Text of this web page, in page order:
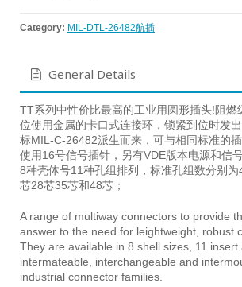
Category: MIL-DTL-26482航插
General Details
TT系列中性价比最高的工业用圆形插头!阻燃
位使用金属的卡口式连接环，锁紧到位时发
标MIL-C-26482派生而来，可与相同标准的
使用16号信号插针，另有VDE版本电源和信
8种壳体号11种孔组排列，标准孔组数分别
芯28芯35芯和48芯；
A range of multiway connectors to provide
answer to the need for leightweight, robust
They are available in 8 shell sizes, 11
intermateable, interchangeable and
industrial connector families.